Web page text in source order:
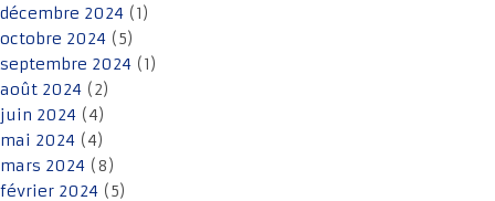
décembre 2024 (1)
octobre 2024 (5)
septembre 2024 (1)
août 2024 (2)
juin 2024 (4)
mai 2024 (4)
mars 2024 (8)
février 2024 (5)